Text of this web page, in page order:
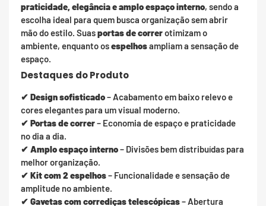
praticidade, elegância e amplo espaço interno, sendo a
escolha ideal para quem busca organização sem abrir
mão do estilo. Suasportas de correrotimizam o
ambiente, enquanto osespelhosampliam a sensação de
espaço.
Destaques do Produto
✔ Design sofisticado– Acabamento em baixo relevo e
cores elegantes para um visual moderno.
✔ Portas de correr– Economia de espaço e praticidade
no dia a dia.
✔ Amplo espaço interno– Divisões bem distribuídas para
melhor organização.
✔ Kit com 2 espelhos– Funcionalidade e sensação de
amplitude no ambiente.
✔ Gavetas com corrediças telescópicas– Abertura